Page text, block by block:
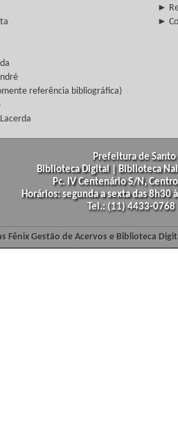
►
►
referência bibliográfica)
Prefeitura de
Biblioteca Digital | Biblioteca
Pc. IV Centenário S/N,
Horários: segunda a sexta das
Tel.: (11) 4433-
Fênix Gestão de Acervos e Biblioteca